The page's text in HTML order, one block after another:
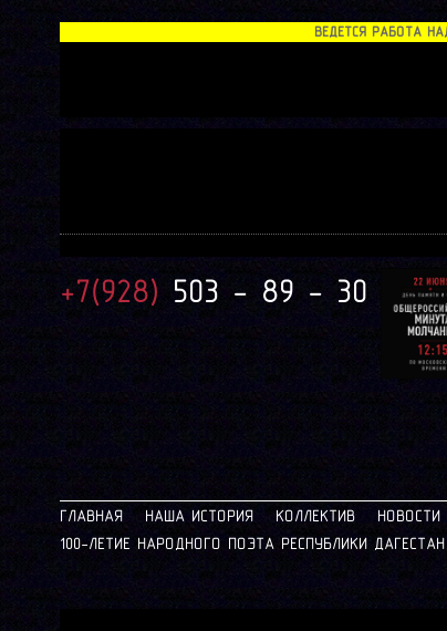
ВЕДЕТСЯ РАБОТА НАД
+7(928) 503 - 89 - 30
ГЛАВНАЯ НАША ИСТОРИЯ КОЛЛЕКТИВ НОВОСТИ
100-ЛЕТИЕ НАРОДНОГО ПОЭТА РЕСПУБЛИКИ